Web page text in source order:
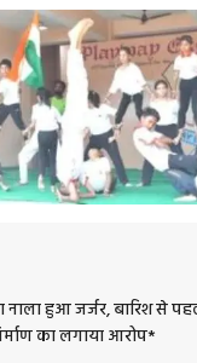
हुआ जर्जर, बारिश से
का लगाया आरोप*